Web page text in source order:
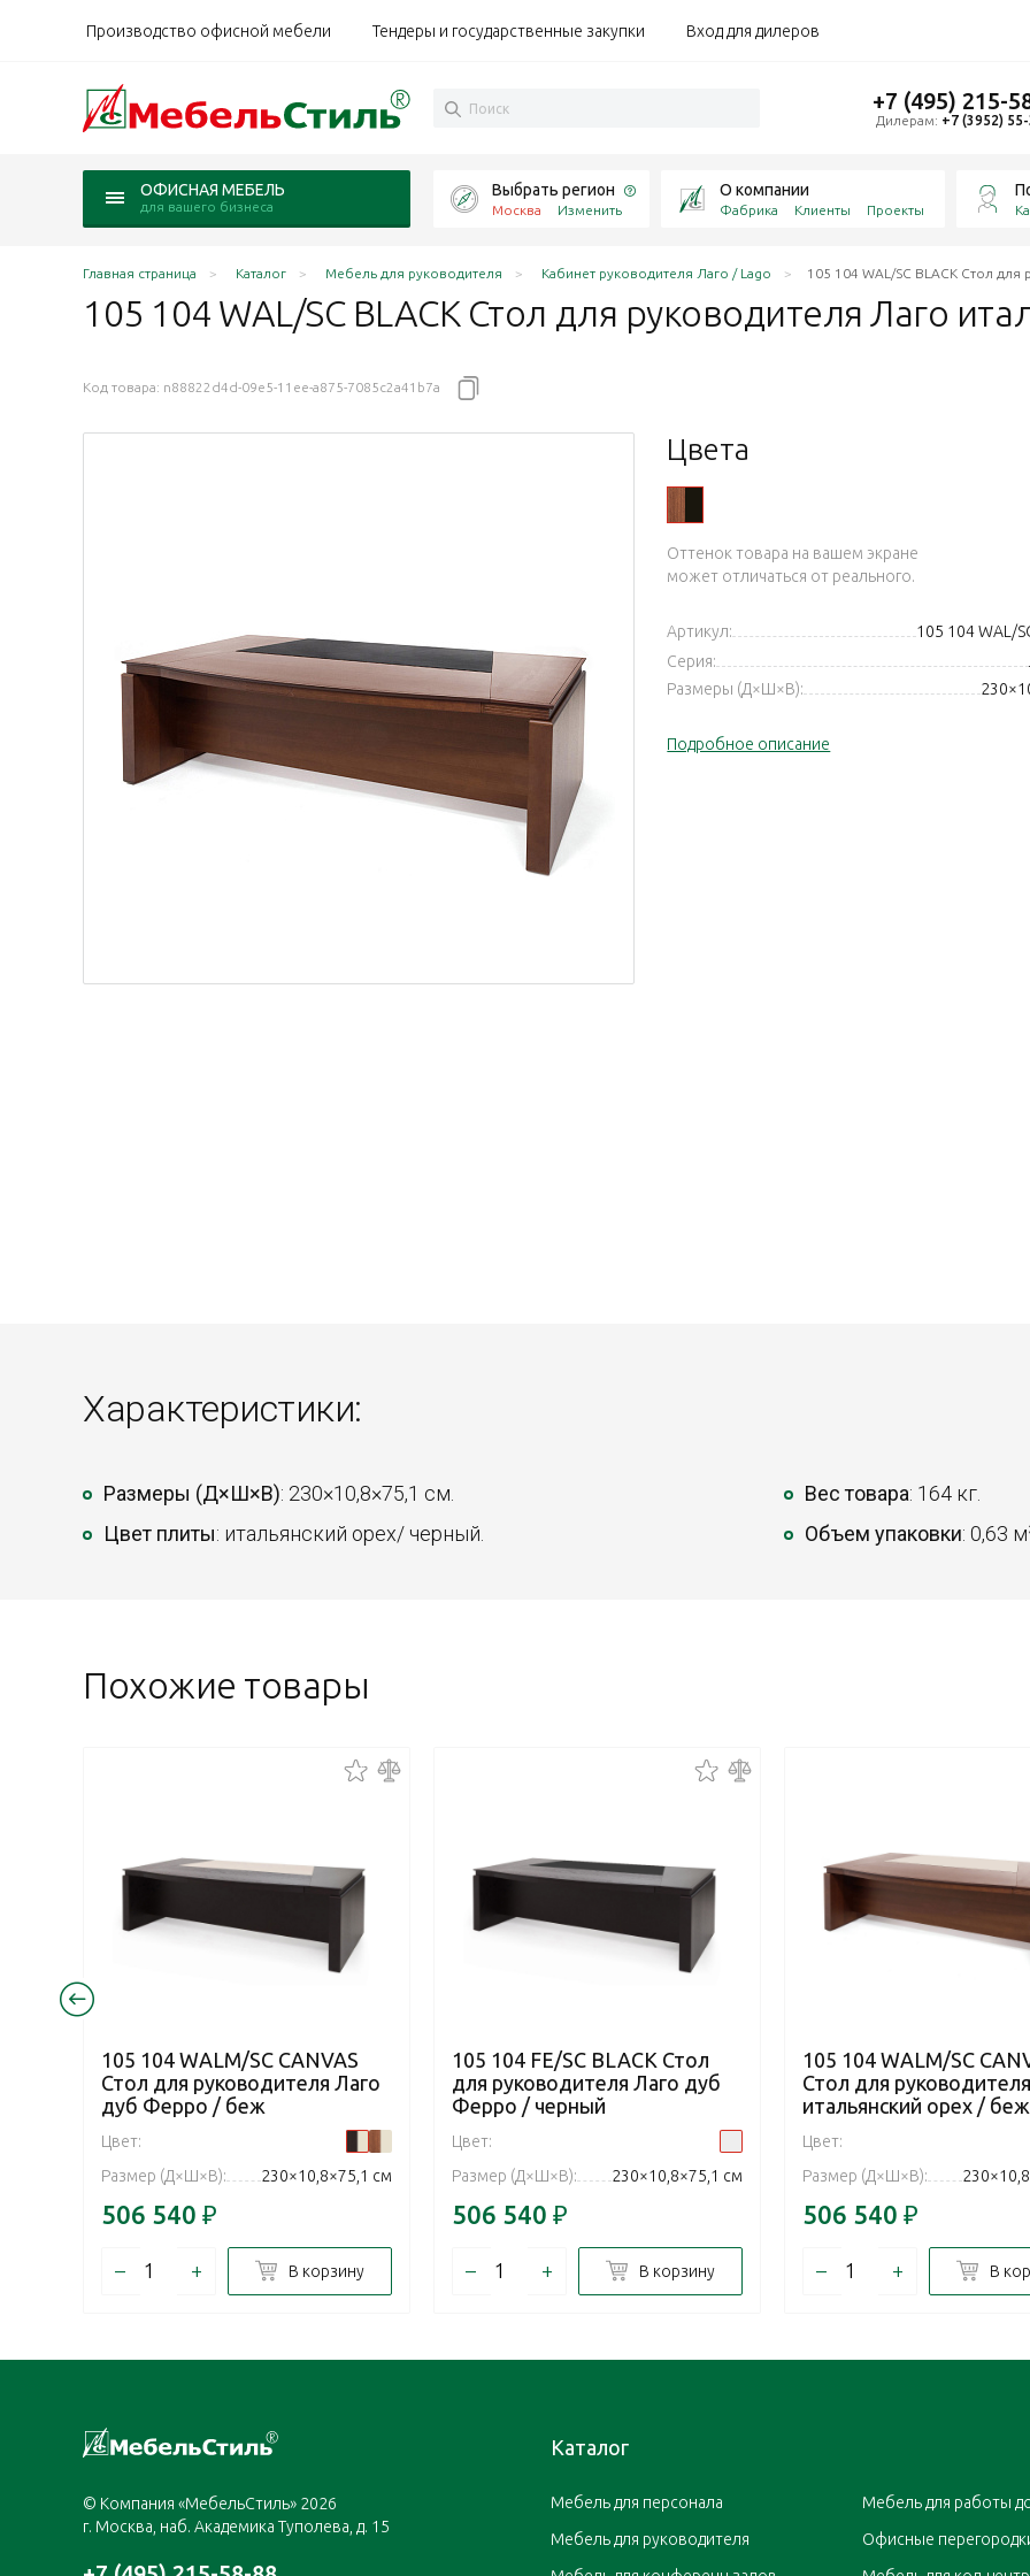
Производство офисной мебели Тендеры и государственные закупки Вход для дилеров
+7 (495) 215-
Дилерам: +7 (3952)
ОФИСНАЯ МЕБЕЛЬ
для вашего бизнеса
Выбрать регион
Москва Изменить
О компании
Фабрика Клиенты Проекты
Главная страница Каталог Мебель для руководителя Кабинет руководителя Лаго / Lago 105 104 WAL/SC BLACK Стол
105 104 WAL/SC BLACK Стол для руководителя Лаго
Код товара: n88822d4d-09e5-11ee-a875-7085c2a41b7a
Цвета
Оттенок товара на вашем экране
может отличаться от реального.
Артикул:
105 104 WAL/
Серия:
Размеры (Д×Ш×В):
Подробное описание
Характеристики:
Размеры (Д×Ш×В): 230×10,8×75,1 см.
Цвет плиты: итальянский орех/ черный.
Вес товара: 164 кг.
Объем упаковки: 0,63 м
Похожие товары
105 104 WALM/SC CANVAS
Стол для руководителя Лаго
дуб Ферро / беж
Цвет:
Размер (Д×Ш×В):
230×10,8×75,1 см
506 540 ₽
– + В корзину
105 104 FE/SC BLACK Стол
для руководителя Лаго дуб
Ферро / черный
Цвет:
Размер (Д×Ш×В):
230×10,8×75,1 см
506 540 ₽
– + В корзину
105 104 WALM/SC
Стол для
итальянский орех / беж
Цвет:
Размер (Д×Ш×В):
506 540 ₽
– + В
© Компания «МебельСтиль» 2026
г. Москва, наб. Академика Туполева, д. 15
Каталог
Мебель для персонала
Мебель для руководителя
Мебель для работы
Офисные